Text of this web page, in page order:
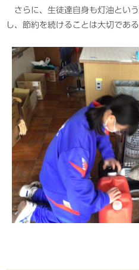
さらに、生徒達自身も灯油とい
し、節約を続けることは大切であ